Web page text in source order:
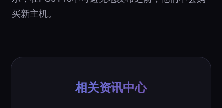
买新主机。
相关资讯中心